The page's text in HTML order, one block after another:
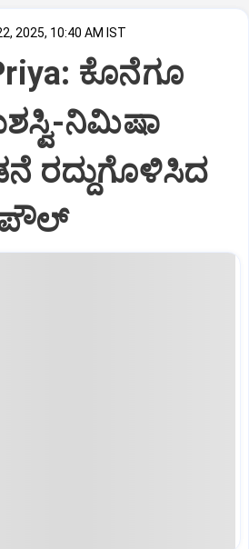
2025, 10:40 AM IST
ಕೊನೆಗೂ
ನಿಮಿಷಾ
ರದ್ದುಗೊಳಿಸಿದ